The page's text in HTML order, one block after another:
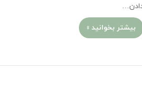
بیشتر بخوانید »